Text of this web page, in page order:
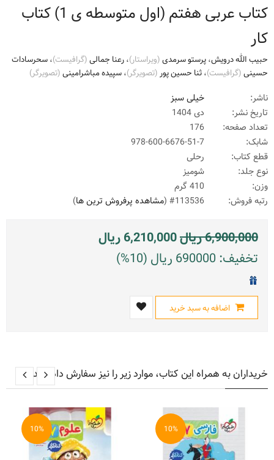
کتاب عربی هفتم (اول متوسطه ی 1) کتاب
کار
حبیب الله درویش،پرستو سرمدی(ويراستار)،رعنا جمالی(گرافيست)،سحرسادات
حسینی(گرافيست)،ثنا حسین پور (تصويرگر)،سپیده مباشرامینی(تصويرگر)
ناشر:
خیلی سبز
تاریخ نشر:
دی 1404
تعداد صفحه:
شابک:
978-600-6676-51-7
قطع کتاب:
رحلی
نوع جلد:
شومیز
وزن:
رتبه فروش:
#113536 ( مشاهده پرفروش ترین ها)
6,900,000ریال6,210,000ریال
تخفیف: 690000 ریال (10%)
اضافه به سبد خرید
خریداران به همراه این کتاب، موارد زیر را نیز سفارش داده اند
10%
10%